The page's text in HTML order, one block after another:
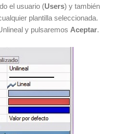
el usuario (Users) y también
plantilla seleccionada.
y pulsaremos Aceptar.